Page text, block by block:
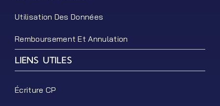
Utilisation Des Données
Remboursement Et Annulation
LIENS UTILES
Écriture CP